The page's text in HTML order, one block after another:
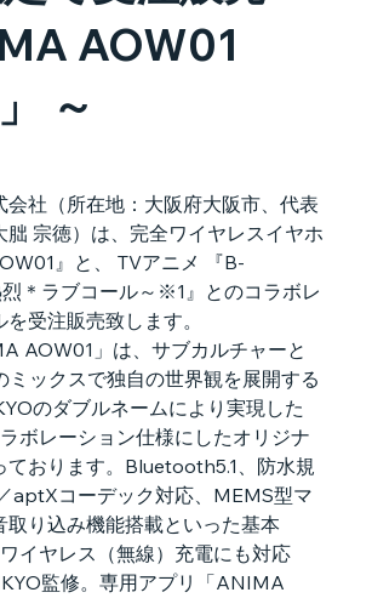
AOW01
～
会社（所在地：大阪府大阪市、代表
朏 宗徳）は、完全ワイヤレスイヤホ
』と、 TVアニメ 『B-
＊ラブコール～※1』とのコラボレ
受注販売致します。
AOW01」は、サブカルチャーと
ミックスで独自の世界観を展開する
のダブルネームにより実現した
ボレーション仕様にしたオリジナ
ております。Bluetooth5.1、防水規
aptXコーデック対応、MEMS型マ
取り込み機能搭載といった基本
イヤレス（無線）充電にも対応
監修。専用アプリ「ANIMA